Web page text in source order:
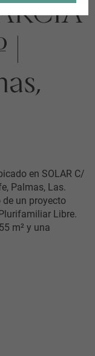
en SOLAR C/
Palmas, Las.
de un proyecto
Libre.
m² y una